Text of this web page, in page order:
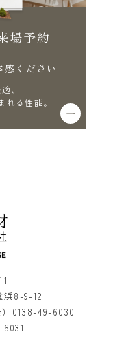
場予約
感ください
、
れる性能。
浜8-9-12
0138-49-6030